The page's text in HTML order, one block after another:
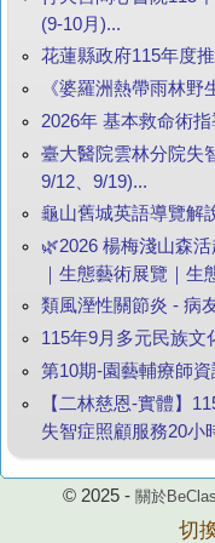
(9-10月)...
花蓮縣政府115年度
《婆羅洲熱帶雨林
2026年 基本救命術
臺大醫院雲林分院失
9/12、9/19)...
龜山舊城英語導覽解
🌿2026 楊梅淺山森
｜生態藝術展覽｜生
類風溼性關節炎 - 病
115年9月多元民族文
第10期-園藝輔療師
【二林慈恩-實體】
失智症照顧服務20小
© 2025 - 關於
切